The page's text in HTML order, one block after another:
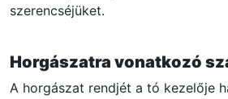
szerencséjüket.
Horgászatra vonatkozó
A horgászat rendjét a tó kezelője